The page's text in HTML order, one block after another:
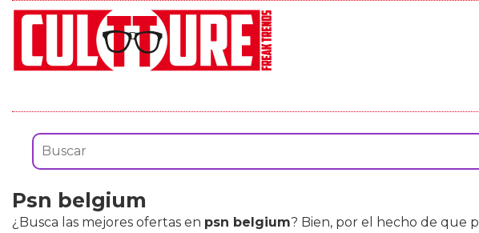
Psn belgium
¿Busca las mejores ofertas en psn belgium? Bien, por el hecho de que